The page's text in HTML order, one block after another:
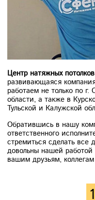
Центр натяжных
развивающаяся
работаем не только по
области, а также в
Тульской и Калужской
Обратившись в нашу
ответственного
стремиться сделать все
довольны нашей
вашим друзьям,